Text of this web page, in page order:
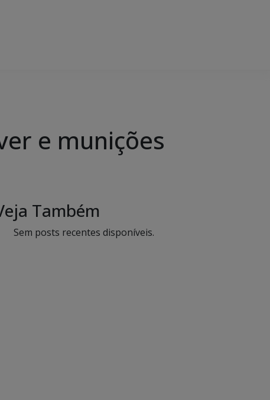
e munições
Também
Sem posts recentes disponíveis.